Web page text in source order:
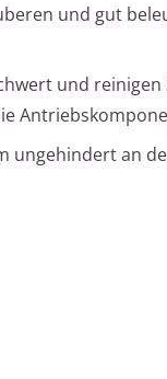
und gut
und
ungehindert an